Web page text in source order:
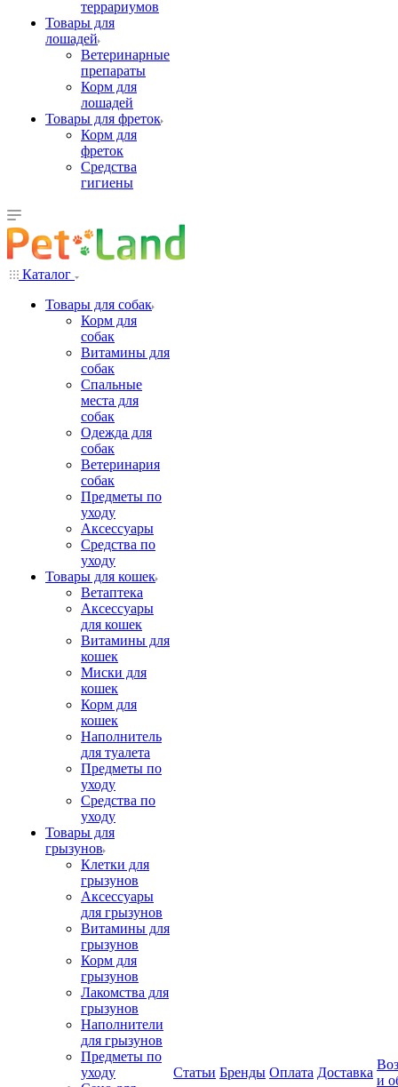
террариумов
Товары для
лошадей
Ветеринарные
препараты
Корм для
лошадей
Товары для фреток
Корм для
фреток
Средства
гигиены
Каталог
Товары для собак
Корм для
собак
Витамины для
собак
Спальные
места для
собак
Одежда для
собак
Ветеринария
собак
Предметы по
уходу
Аксессуары
Средства по
уходу
Товары для кошек
Ветаптека
Аксессуары
для кошек
Витамины для
кошек
Миски для
кошек
Корм для
кошек
Наполнитель
для туалета
Предметы по
уходу
Средства по
уходу
Товары для
грызунов
Клетки для
грызунов
Аксессуары
для грызунов
Витамины для
грызунов
Корм для
грызунов
Лакомства для
грызунов
Наполнители
для грызунов
Предметы по
уходу
Статьи Бренды Оплата Доставка
и